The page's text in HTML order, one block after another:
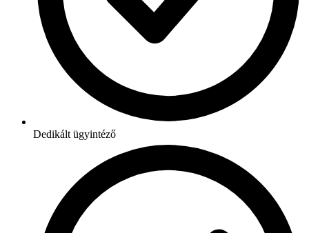
Dedikált ügyintéző